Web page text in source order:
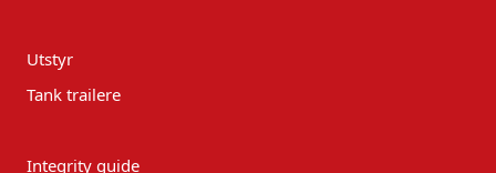
Utstyr
Tank trailere
Integrity guide